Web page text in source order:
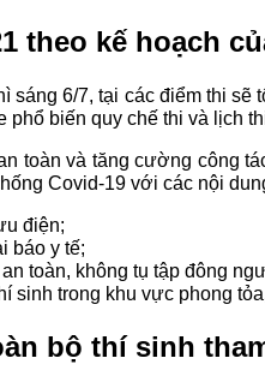
theo kế hoạch
sáng 6/7, tại các điểm thi
biến quy chế thi và lịch
toàn và tăng cường công
Covid-19 với các nội
điện;
báo y tế;
toàn, không tụ tập đông
sinh trong khu vực phong
bộ thí sinh